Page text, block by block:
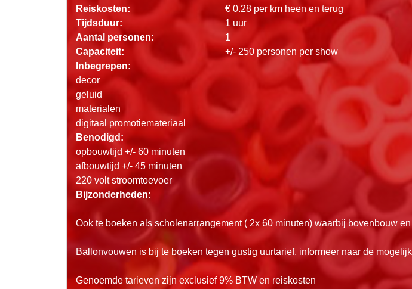
Reiskosten:
€ 0.28 per km heen en terug
Tijdsduur:
1 uur
Aantal personen:
1
Capaciteit:
+/- 250 personen per show
Inbegrepen:
decor
geluid
materialen
digitaal promotiemateriaal
Benodigd:
opbouwtijd +/- 60 minuten
afbouwtijd +/- 45 minuten
220 volt stroomtoevoer
Bijzonderheden:
Ook te boeken als scholenarrangement ( 2x 60 minuten) waarbij bovenbouw
Ballonvouwen is bij te boeken tegen gustig uurtarief, informeer naar de
Genoemde tarieven zijn exclusief 9% BTW en reiskosten